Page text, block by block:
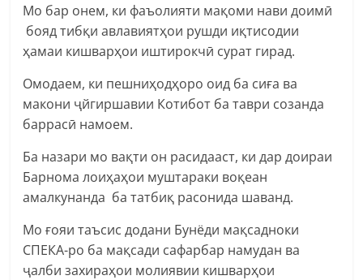
Мо бар онем, ки фаъолияти мақоми нави доимӣ
бояд тибқи авлавиятҳои рушди иқтисодии
ҳамаи кишварҳои иштирокчӣ сурат гирад.
Омодаем, ки пешниҳодҳоро оид ба сиға ва
макони ҷйгиршавии Котибот ба таври созанда
баррасӣ намоем.
Ба назари мо вақти он расидааст, ки дар доираи
Барнома лоиҳаҳои муштараки воқеан
амалкунанда ба татбиқ расонида шаванд.
Мо ғояи таъсис додани Бунёди мақсадноки
СПЕКА-ро ба мақсади сафарбар намудан ва
ҷалби захираҳои молиявии кишварҳои